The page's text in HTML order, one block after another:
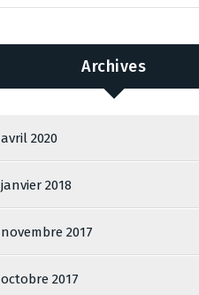
Archives
avril 2020
janvier 2018
novembre 2017
octobre 2017